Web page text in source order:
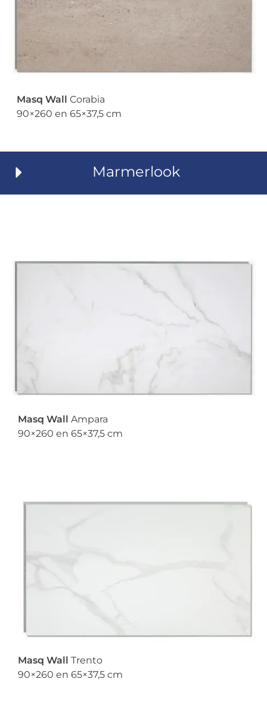
Masq Wall Corabia
90×260 en 65×37,5 cm
Marmerlook
Masq Wall Ampara
90×260 en 65×37,5 cm
Masq Wall Trento
90×260 en 65×37,5 cm